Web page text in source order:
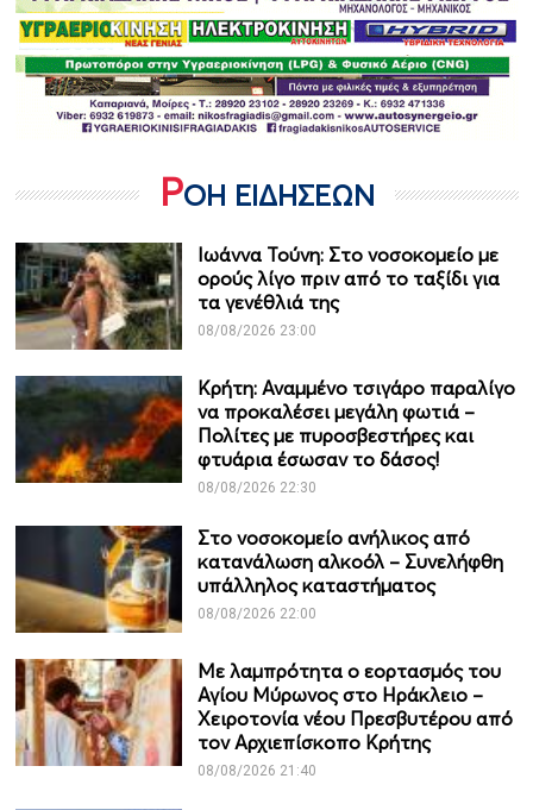
ΡΟΗ ΕΙΔΗΣΕΩΝ
Ιωάννα Τούνη: Στο νοσοκομείο με
ορούς λίγο πριν από το ταξίδι για
τα γενέθλιά της
08/08/2026 23:00
Κρήτη: Αναμμένο τσιγάρο παραλίγο
να προκαλέσει μεγάλη φωτιά –
Πολίτες με πυροσβεστήρες και
φτυάρια έσωσαν το δάσος!
08/08/2026 22:30
Στο νοσοκομείο ανήλικος από
κατανάλωση αλκοόλ – Συνελήφθη
υπάλληλος καταστήματος
08/08/2026 22:00
Με λαμπρότητα ο εορτασμός του
Αγίου Μύρωνος στο Ηράκλειο –
Χειροτονία νέου Πρεσβυτέρου από
τον Αρχιεπίσκοπο Κρήτης
08/08/2026 21:40